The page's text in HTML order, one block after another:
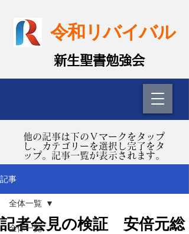
令和リバイバル
​新生聖書勉強会
​他の記事は下のＶマークをタップ
し、カテゴリーを選択し完了をタ
ップ。記事一覧が表示されます。
記事
全体一覧
全体一覧
記者会見の検証 安倍元総